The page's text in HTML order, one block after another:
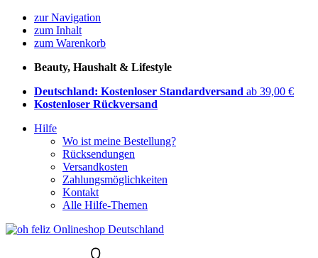
zur Navigation
zum Inhalt
zum Warenkorb
Beauty, Haushalt & Lifestyle
Deutschland: Kostenloser Standardversand ab 39,00 €
Kostenloser Rückversand
Hilfe
Wo ist meine Bestellung?
Rücksendungen
Versandkosten
Zahlungsmöglichkeiten
Kontakt
Alle Hilfe-Themen